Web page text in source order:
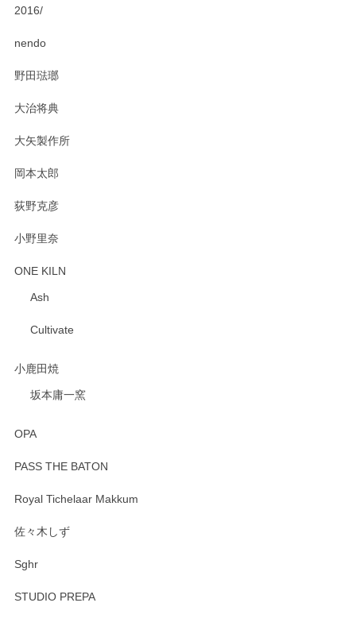
2016/
nendo
野田琺瑯
大治将典
大矢製作所
岡本太郎
荻野克彦
小野里奈
ONE KILN
Ash
Cultivate
小鹿田焼
坂本庸一窯
OPA
PASS THE BATON
Royal Tichelaar Makkum
佐々木しず
Sghr
STUDIO PREPA